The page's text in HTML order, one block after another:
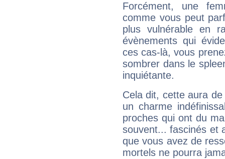
Forcément, une
comme vous peut
plus vulnérable en
évènements qui
ces cas-là, vous
sombrer dans le
inquiétante.
Cela dit, cette aura
un charme
proches qui ont du
souvent... fascinés et
que vous avez de
mortels ne pourra